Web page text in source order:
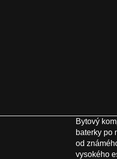
Bytový
baterky po
od
vysokého